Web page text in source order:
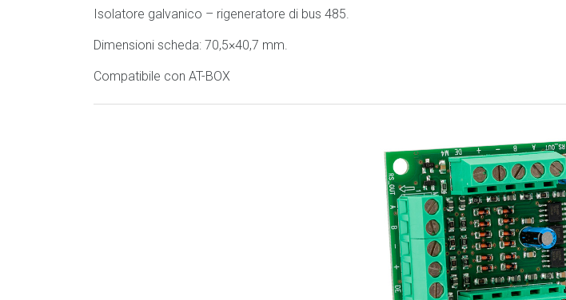
Isolatore galvanico – rigeneratore di bus 485.
Dimensioni scheda: 70,5×40,7 mm.
Compatibile con AT-BOX